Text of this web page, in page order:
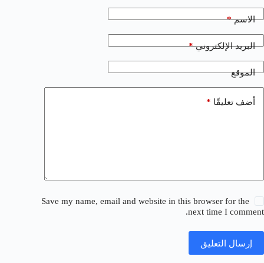
الاسم*
البريد الإلكتروني*
الموقع
أضف تعليقًا *
Save my name, email and website in this browser for the
next time I comment.
إرسال التعليق